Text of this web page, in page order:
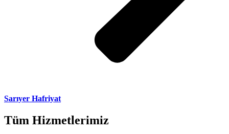
Sarıyer Hafriyat
Tüm Hizmetlerimiz